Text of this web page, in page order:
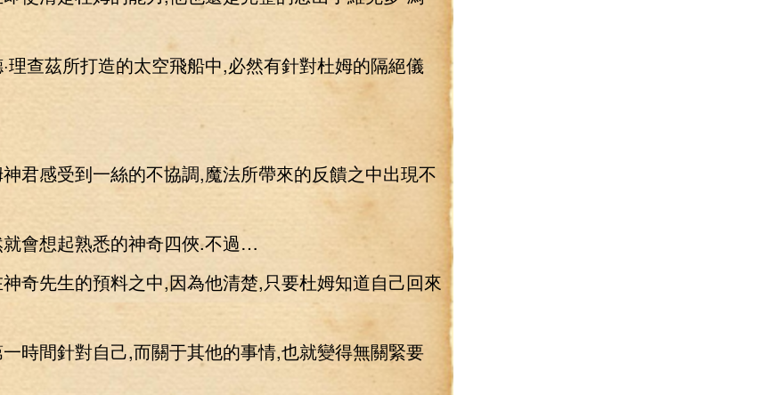
查茲所打造的太空飛船中,必然有針對杜姆的隔絕儀
感受到一絲的不協調,魔法所帶來的反饋之中出現不
想起熟悉的神奇四俠.不過…
先生的預料之中,因為他清楚,只要杜姆知道自己回來
間針對自己,而關于其他的事情,也就變得無關緊要